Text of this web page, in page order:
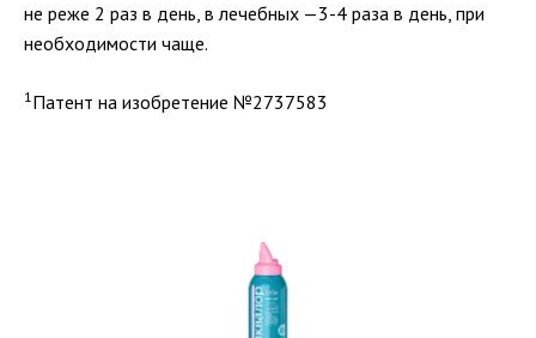
не реже 2 раз в день, в лечебных —3-4 раза в день, при
необходимости чаще.
1Патент на изобретение №2737583